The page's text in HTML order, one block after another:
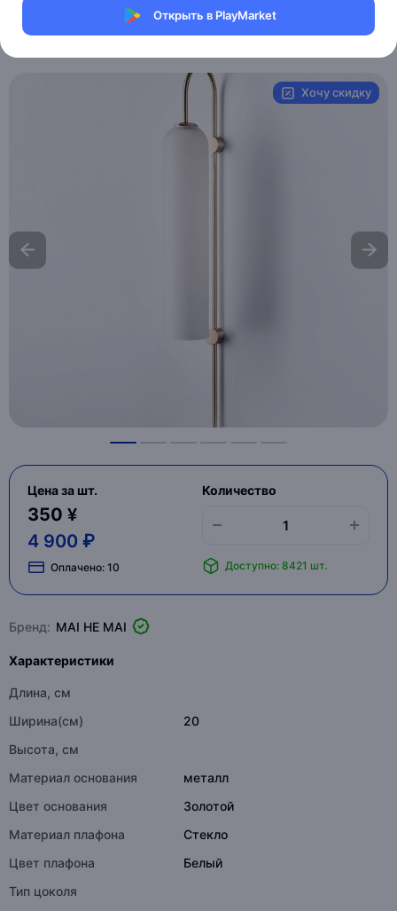
Открыть в PlayMarket
Магазин Table lamps
Хочу скидку
Цена за шт.
350 ¥
4 900 ₽
Оплачено: 10
Количество
Доступно: 8421 шт.
Бренд: MAI HE MAI
Характеристики
Длина, см
Ширина(см)
20
Высота, см
Материал основания
металл
Цвет основания
Золотой
Материал плафона
Стекло
Цвет плафона
Белый
Тип цоколя